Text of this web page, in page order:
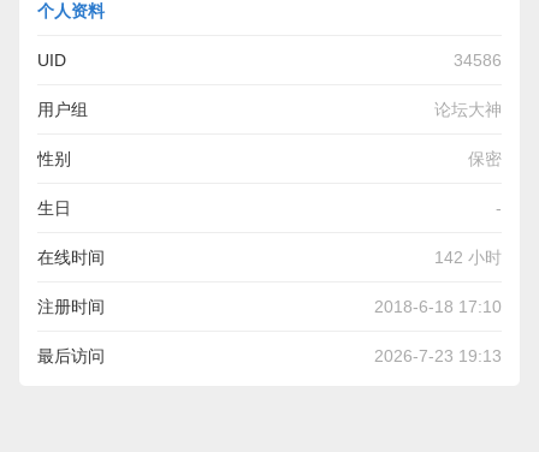
个人资料
UID 34586
用户组 论坛大神
性别 保密
生日 -
在线时间 142 小时
注册时间 2018-6-18 17:10
最后访问 2026-7-23 19:13